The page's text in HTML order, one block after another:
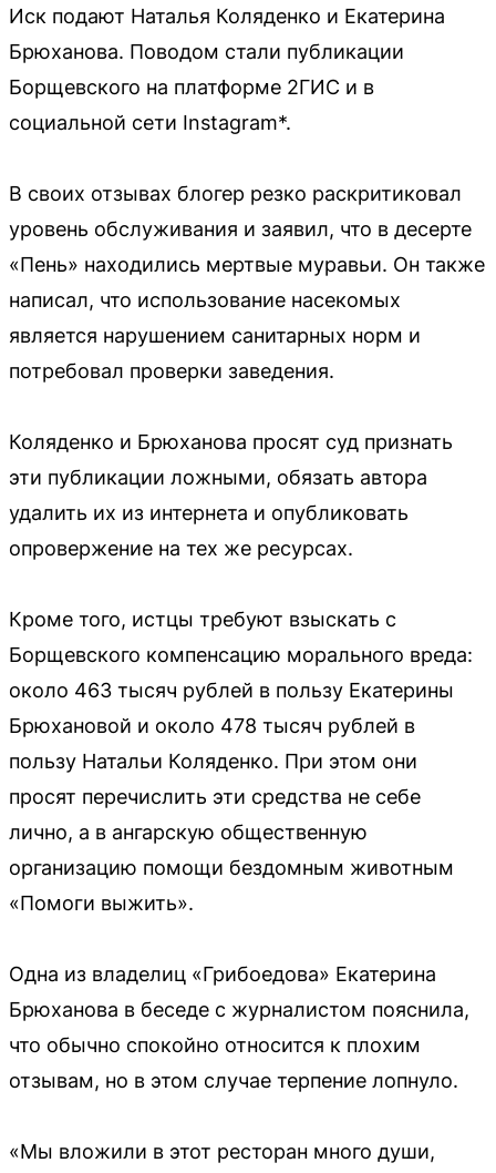
Иск подают Наталья Коляденко и Екатерина
Брюханова. Поводом стали публикации
Борщевского на платформе 2ГИС и в
социальной сети Instagram*.
В своих отзывах блогер резко раскритиковал
уровень обслуживания и заявил, что в десерте
«Пень» находились мертвые муравьи. Он также
написал, что использование насекомых
является нарушением санитарных норм и
потребовал проверки заведения.
Коляденко и Брюханова просят суд признать
эти публикации ложными, обязать автора
удалить их из интернета и опубликовать
опровержение на тех же ресурсах.
Кроме того, истцы требуют взыскать с
Борщевского компенсацию морального вреда:
около 463 тысяч рублей в пользу Екатерины
Брюхановой и около 478 тысяч рублей в
пользу Натальи Коляденко. При этом они
просят перечислить эти средства не себе
лично, а в ангарскую общественную
организацию помощи бездомным животным
«Помоги выжить».
Одна из владелиц «Грибоедова» Екатерина
Брюханова в беседе с журналистом пояснила,
что обычно спокойно относится к плохим
отзывам, но в этом случае терпение лопнуло.
«Мы вложили в этот ресторан много души,